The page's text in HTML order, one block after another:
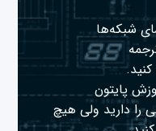
پایتون
را دارید ولی هیچ